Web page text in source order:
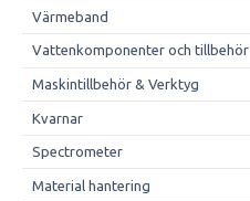
Värmeband
Vattenkomponenter och tillbehör
Maskintillbehör & Verktyg
Kvarnar
Spectrometer
Material hantering